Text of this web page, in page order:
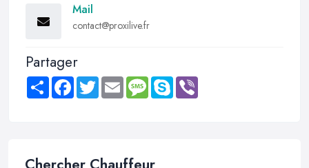
Mail
contact@proxilive.fr
Partager
Share FacebookTwitter Email MessageSkype